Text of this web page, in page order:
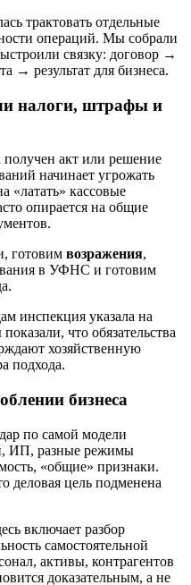
трактовать отдельные
операций. Мы собрали
связку: договор →
→ результат для бизнеса.
налоги, штрафы и
акт или решение
начинает угрожать
«латать» кассовые
опирается на общие
готовим возражения,
в УФНС и готовим
инспекция указала на
что обязательства
хозяйственную
подхода.
бизнеса
по самой модели
ИП, разные режимы
«общие» признаки.
деловая цель подменена
включает разбор
самостоятельной
активы, контрагентов
доказательным, а не